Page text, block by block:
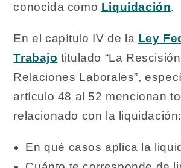
conocida como Liquidación.
En el capítulo IV de la Ley
Trabajo titulado “La
Relaciones Laborales”,
artículo 48 al 52 mencionan
relacionado con la liquidación:
En qué casos aplica la